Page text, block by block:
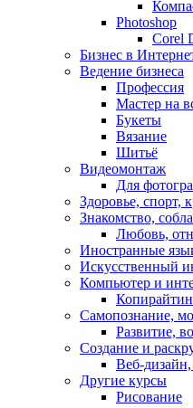
Photoshop
Corel
Бизнес в
Ведение бизнеса
Профессия
Мастер на
Букеты
Вязание
Шитьё
Видеомонтаж
Для
Здоровье, спорт,
Знакомство,
Любовь,
Иностранные
Искусственный
Компьютер и
Самопознание,
Развитие,
Создание и
Веб-
Другие курсы
Рисование